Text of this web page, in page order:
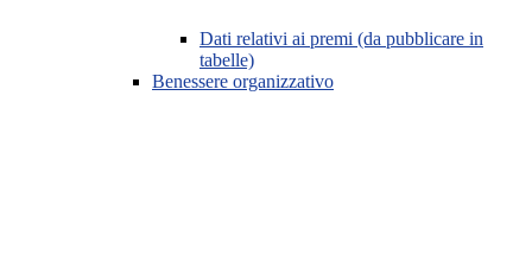
Dati relativi ai premi (da pubblicare in
tabelle)
Benessere organizzativo